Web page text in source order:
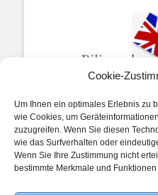
Cookie-
Um Ihnen ein optimales Erlebnis zu
wie Cookies, um
zuzugreifen. Wenn Sie diesen
wie das Surfverhalten oder
Wenn Sie Ihre Zustimmung nicht
bestimmte Merkmale und
Impressum